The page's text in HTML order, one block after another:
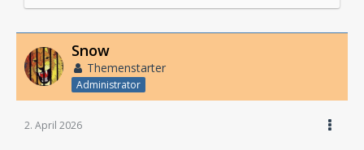
Snow
Themenstarter
Administrator
2. April 2026